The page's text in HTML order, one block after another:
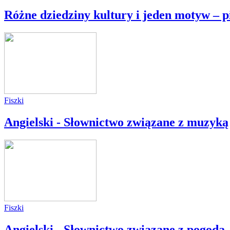
Różne dziedziny kultury i jeden motyw –
Fiszki
Angielski - Słownictwo związane z muzyką
Fiszki